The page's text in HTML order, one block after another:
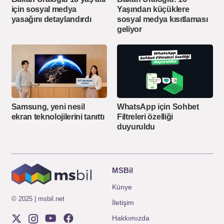
için sosyal medya
yasağını detaylandırdı
Yaşından küçüklere
sosyal medya kısıtlaması
geliyor
Samsung, yeni nesil
ekran teknolojilerini tanıttı
WhatsApp için Sohbet
Filtreleri özelliği
duyuruldu
© 2025 | msbil.net
MSBil
Künye
İletişim
Hakkımızda